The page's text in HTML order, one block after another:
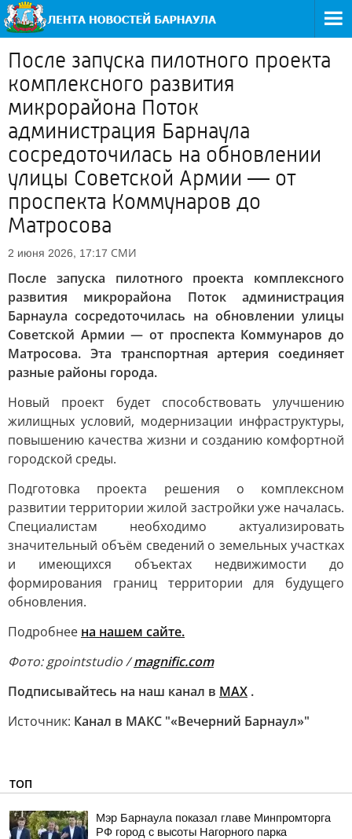
После запуска пилотного проекта
комплексного развития
микрорайона Поток
администрация Барнаула
сосредоточилась на обновлении
улицы Советской Армии — от
проспекта Коммунаров до
Матросова
2 июня 2026, 17:17 СМИ
После запуска пилотного проекта комплексного
развития микрорайона Поток администрация
Барнаула сосредоточилась на обновлении улицы
Советской Армии — от проспекта Коммунаров до
Матросова. Эта транспортная артерия соединяет
разные районы города.
Новый проект будет способствовать улучшению
жилищных условий, модернизации инфраструктуры,
повышению качества жизни и созданию комфортной
городской среды.
Подготовка проекта решения о комплексном
развитии территории жилой застройки уже началась.
Специалистам необходимо актуализировать
значительный объём сведений о земельных участках
и имеющихся объектах недвижимости до
формирования границ территории для будущего
обновления.
Подробнее на нашем сайте.
Фото: gpointstudio /magnific.com
Подписывайтесь на наш канал в МАХ .
Источник: Канал в МАКС "«Вечерний Барнаул»"
ТОП
Мэр Барнаула показал главе Минпромторга
РФ город с высоты Нагорного парка